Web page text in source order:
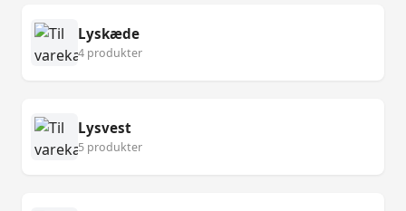
Lyskæde
4 produkter
Lysvest
5 produkter